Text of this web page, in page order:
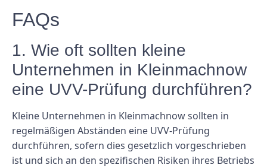
FAQs
1. Wie oft sollten kleine
Unternehmen in Kleinmachnow
eine UVV-Prüfung durchführen?
Kleine Unternehmen in Kleinmachnow sollten in
regelmäßigen Abständen eine UVV-Prüfung
durchführen, sofern dies gesetzlich vorgeschrieben
ist und sich an den spezifischen Risiken ihres Betriebs